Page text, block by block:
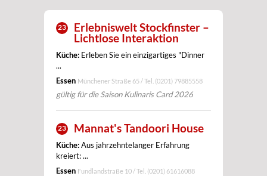
23
Erlebniswelt Stockfinster –
Lichtlose Interaktion
Küche: Erleben Sie ein einzigartiges "Dinner
...
Essen Münchener Straße 65 / Tel. (0201) 79885558
gültig für die Saison Kulinaris Card 2026
23 Mannat's Tandoori House
Küche:Aus jahrzehntelanger Erfahrung
kreiert: ...
Essen Fundlandstraße 10 / Tel. (0201) 61616088